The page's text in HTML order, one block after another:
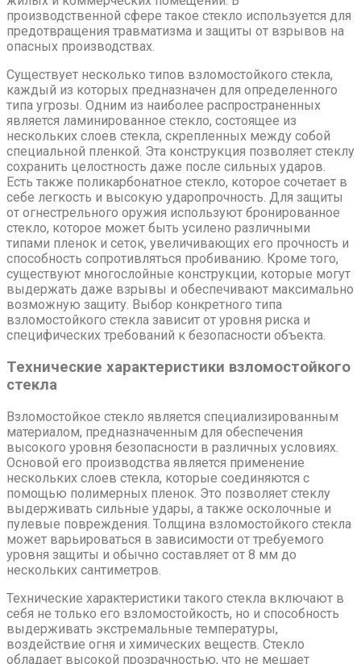
производственной сфере такое стекло используется для
предотвращения травматизма и защиты от взрывов на
опасных производствах.
Существует несколько типов взломостойкого стекла,
каждый из которых предназначен для определенного
типа угрозы. Одним из наиболее распространенных
является ламинированное стекло, состоящее из
нескольких слоев стекла, скрепленных между собой
специальной пленкой. Эта конструкция позволяет стеклу
сохранить целостность даже после сильных ударов.
Есть также поликарбонатное стекло, которое сочетает в
себе легкость и высокую ударопрочность. Для защиты
от огнестрельного оружия используют бронированное
стекло, которое может быть усилено различными
типами пленок и сеток, увеличивающих его прочность и
способность сопротивляться пробиванию. Кроме того,
существуют многослойные конструкции, которые могут
выдержать даже взрывы и обеспечивают максимально
возможную защиту. Выбор конкретного типа
взломостойкого стекла зависит от уровня риска и
специфических требований к безопасности объекта.
Технические характеристики взломостойкого
стекла
Взломостойкое стекло является специализированным
материалом, предназначенным для обеспечения
высокого уровня безопасности в различных условиях.
Основой его производства является применение
нескольких слоев стекла, которые соединяются с
помощью полимерных пленок. Это позволяет стеклу
выдерживать сильные удары, а также осколочные и
пулевые повреждения. Толщина взломостойкого стекла
может варьироваться в зависимости от требуемого
уровня защиты и обычно составляет от 8 мм до
нескольких сантиметров.
Технические характеристики такого стекла включают в
себя не только его взломостойкость, но и способность
выдерживать экстремальные температуры,
воздействие огня и химических веществ. Стекло
обладает высокой прозрачностью, что не мешает